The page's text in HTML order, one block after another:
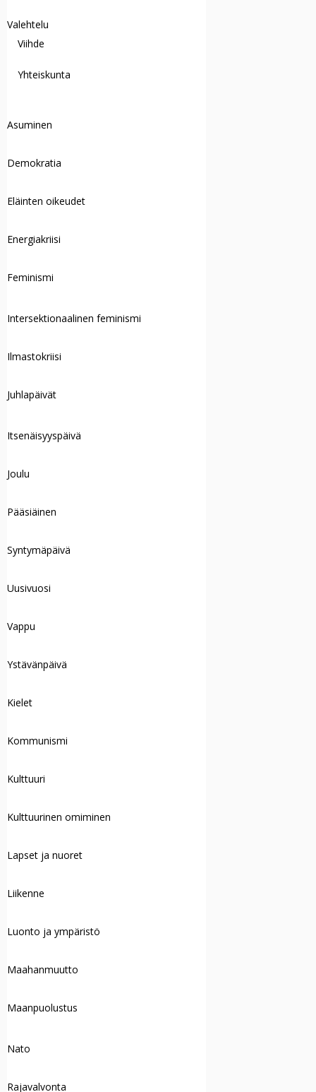
Valehtelu
Viihde
Yhteiskunta
Asuminen
Demokratia
Eläinten oikeudet
Energiakriisi
Feminismi
Intersektionaalinen feminismi
Ilmastokriisi
Juhlapäivät
Itsenäisyyspäivä
Joulu
Pääsiäinen
Syntymäpäivä
Uusivuosi
Vappu
Ystävänpäivä
Kielet
Kommunismi
Kulttuuri
Kulttuurinen omiminen
Lapset ja nuoret
Liikenne
Luonto ja ympäristö
Maahanmuutto
Maanpuolustus
Nato
Rajavalvonta